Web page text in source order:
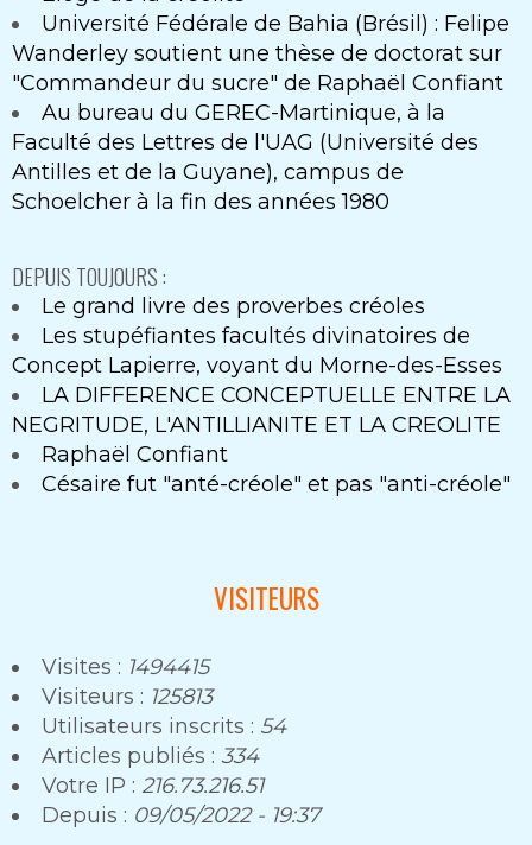
Université Fédérale de Bahia (Brésil) : Felipe
Wanderley soutient une thèse de doctorat sur
"Commandeur du sucre" de Raphaël Confiant
Au bureau du GEREC-Martinique, à la
Faculté des Lettres de l'UAG (Université des
Antilles et de la Guyane), campus de
Schoelcher à la fin des années 1980
DEPUIS TOUJOURS :
Le grand livre des proverbes créoles
Les stupéfiantes facultés divinatoires de
Concept Lapierre, voyant du Morne-des-Esses
LA DIFFERENCE CONCEPTUELLE ENTRE LA
NEGRITUDE, L'ANTILLIANITE ET LA CREOLITE
Raphaël Confiant
Césaire fut "anté-créole" et pas "anti-créole"
VISITEURS
Visites : 1494415
Visiteurs : 125813
Utilisateurs inscrits : 54
Articles publiés : 334
Votre IP : 216.73.216.51
Depuis : 09/05/2022 - 19:37